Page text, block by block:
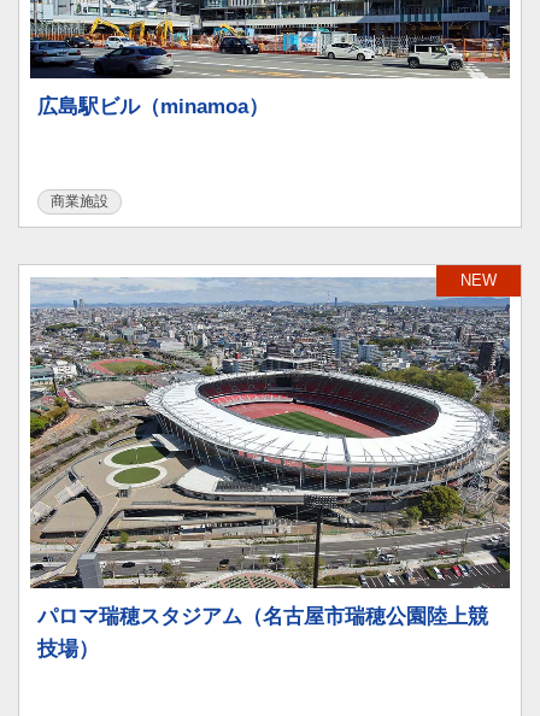
広島駅ビル（minamoa）
商業施設
パロマ瑞穂スタジアム（名古屋市瑞穂公園陸上競
技場）